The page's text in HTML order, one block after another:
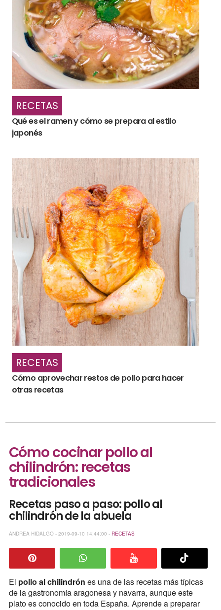
RECETAS
Qué es el ramen y cómo se prepara al estilo
japonés
RECETAS
Cómo aprovechar restos de pollo para hacer
otras recetas
Cómo cocinar pollo al
chilindrón: recetas
tradicionales
Recetas paso a paso: pollo al
chilindrón de la abuela
ANDREA HIDALGO - 2019-09-10 14:44:00 - RECETAS
El pollo al chilindrón es una de las recetas más típicas
de la gastronomía aragonesa y navarra, aunque este
plato es conocido en toda España. Aprende a preparar